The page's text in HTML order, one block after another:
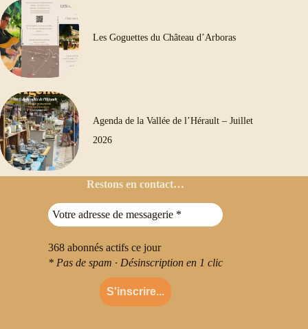
Les Goguettes du Château d’Arboras
Agenda de la Vallée de l’Hérault – Juillet
2026
Restons en contact…
368abonnés actifs ce jour
* Pas de spam · Désinscription en 1 clic